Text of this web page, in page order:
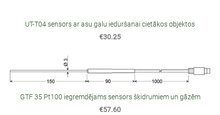
UT-T04 sensors ar asu galu ieduršanai cietākos objektos
€30.25
GTF 35 Pt100 iegremdējams sensors šķidrumiem un gāzēm
€57.60